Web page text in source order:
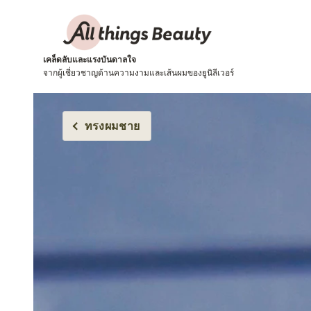
เคล็ดลับและแรงบันดาลใจ
จากผู้เชี่ยวชาญด้านความงามและเส้นผมของยูนิลีเวอร์
ทรงผมชาย